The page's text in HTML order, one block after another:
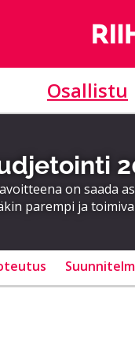
Osallistu
on saada
parempi ja